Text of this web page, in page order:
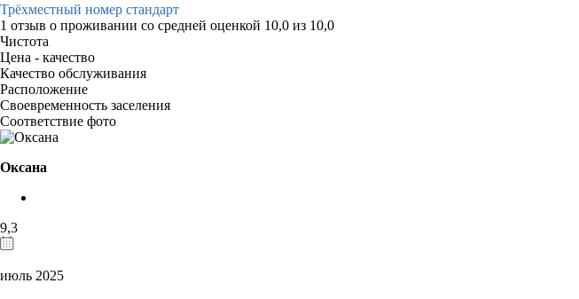
Трёхместный номер стандарт
1 отзыв о проживании со средней оценкой 10,0 из 10,0
Чистота
Цена - качество
Качество обслуживания
Расположение
Своевременность заселения
Соответствие фото
Оксана
9,3
июль 2025